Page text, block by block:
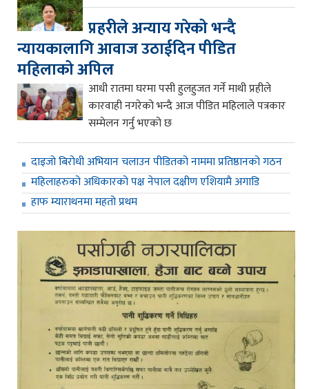
प्रहरीले अन्याय गरेको भन्दै
न्यायकालागि आवाज उठाईदिन पीडित
महिलाको अपिल
आधी रातमा घरमा पसी हुलहुजत गर्ने माथी प्रहीले
कारवाही नगरेको भन्दै आज पीडित महिलाले पत्रकार
सम्मेलन गर्नु भएको छ
दाइजो बिरोधी अभियान चलाउन पीडितको नाममा प्रतिष्ठानको गठन
महिलाहरुको अधिकारको पक्ष नेपाल दक्षीण एशियामै अगाडि
हाफ म्याराथनमा महतो प्रथम